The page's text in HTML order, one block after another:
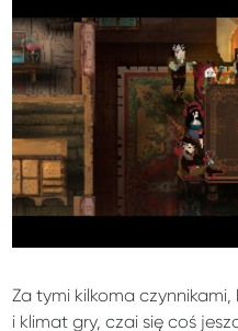
Za tymi kilkoma
i klimat gry, czai się coś